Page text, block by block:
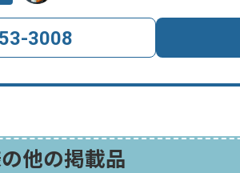
3008
他の掲載品